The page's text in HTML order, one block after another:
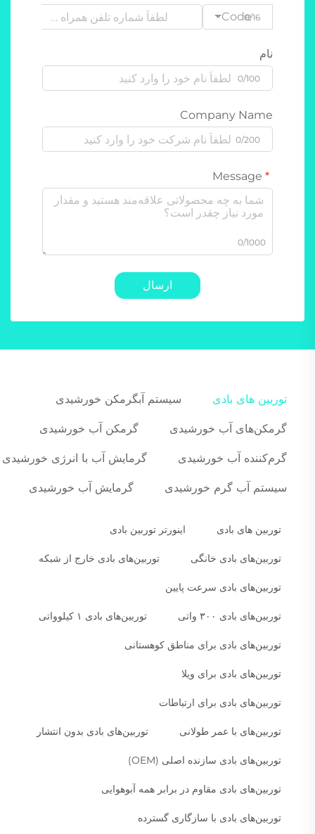
Code0/16
نام
0/100
Company Name
0/200
0/1000
ارسال
توربین های بادی سیستم آبگرمکن خورشیدی
گرمکن‌های آب خورشیدی گرمکن آب خورشیدی
گرم‌کننده آب خورشیدی گرمایش آب با انرژی خورشیدی
سیستم آب گرم خورشیدی گرمایش آب خورشیدی
توربین های بادی اینورتر توربین بادی
توربین‌های بادی خانگی توربین‌های بادی خارج از شبکه
توربین‌های بادی سرعت پایین
توربین‌های بادی ۳۰۰ واتی توربین‌های بادی ۱ کیلوواتی
توربین‌های بادی برای مناطق کوهستانی
توربین‌های بادی برای ویلا
توربین‌های بادی برای ارتباطات
توربین‌های با عمر طولانی توربین‌های بادی بدون انتشار
توربین‌های بادی سازنده اصلی (OEM)
توربین‌های بادی مقاوم در برابر همه آبوهوایی
توربین‌های بادی با سازگاری گسترده